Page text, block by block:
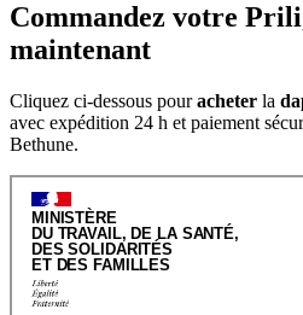
Commandez votre
maintenant
Cliquez ci-dessous pouracheter la
avec expédition 24 h et paiement
Bethune.